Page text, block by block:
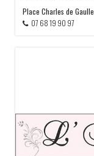
Place Charles de Gaulle
07 68 19 90 97